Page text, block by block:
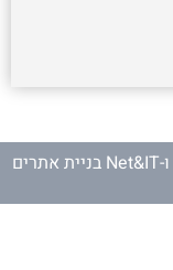
ו- Net&IT בניית אתרים